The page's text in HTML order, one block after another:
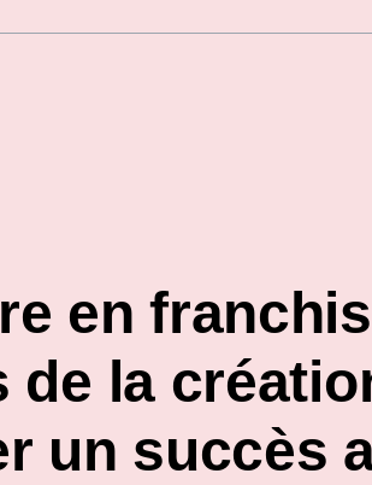
en
de la
un succès